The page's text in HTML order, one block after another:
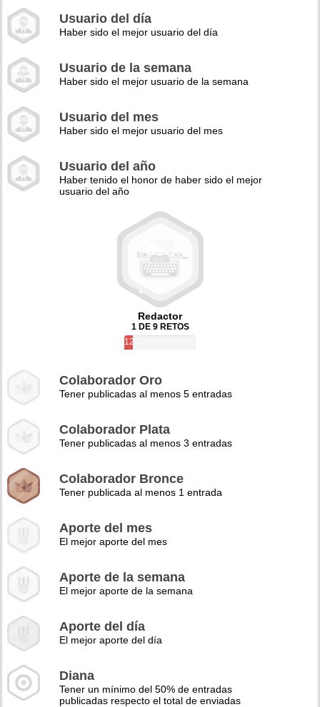
Usuario del día
Haber sido el mejor usuario del día
Usuario de la semana
Haber sido el mejor usuario de la semana
Usuario del mes
Haber sido el mejor usuario del mes
Usuario del año
Haber tenido el honor de haber sido el mejor
usuario del año
Redactor
1 DE 9 RETOS
12%
Colaborador Oro
Tener publicadas al menos 5 entradas
Colaborador Plata
Tener publicadas al menos 3 entradas
Colaborador Bronce
Tener publicada al menos 1 entrada
Aporte del mes
El mejor aporte del mes
Aporte de la semana
El mejor aporte de la semana
Aporte del día
El mejor aporte del día
Diana
Tener un mínimo del 50% de entradas
publicadas respecto el total de enviadas